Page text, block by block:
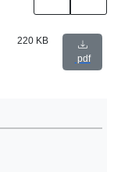
220 KB
pdf